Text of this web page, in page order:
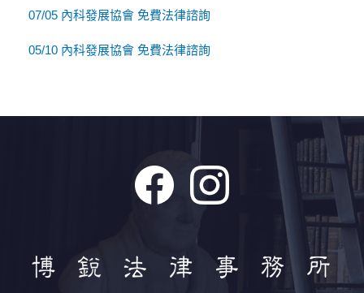
07/05 內科發展協會 免費法律諮詢
05/10 內科發展協會 免費法律諮詢